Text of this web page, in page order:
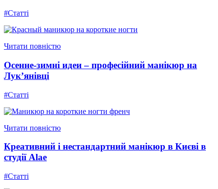
#Статті
Читати повністю
Осенне-зимні идеи – професійний манікюр на
Лук’янівці
#Статті
Читати повністю
Креативний і нестандартний манікюр в Києві в
студії Alae
#Статті